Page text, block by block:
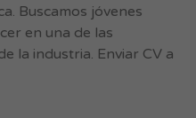
Buscamos jóvenes
en una de las
la industria. Enviar CV a